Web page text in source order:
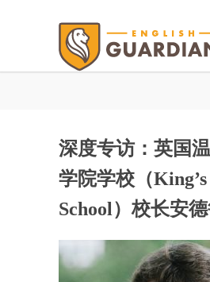
深度专访：英国
学院学校（
School）校长安